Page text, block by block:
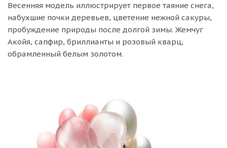
Весенняя модель иллюстрирует первое таяние снега,
набухшие почки деревьев, цветение нежной сакуры,
пробуждение природы после долгой зимы. Жемчуг
Акойя, сапфир, бриллианты и розовый кварц,
обрамленный белым золотом.